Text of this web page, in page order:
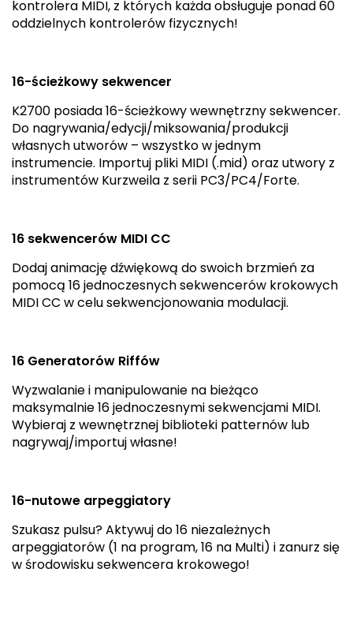
kontrolera MIDI, z których każda obsługuje ponad 60
oddzielnych kontrolerów fizycznych!
16-ścieżkowy sekwencer
K2700 posiada 16-ścieżkowy wewnętrzny sekwencer.
Do nagrywania/edycji/miksowania/produkcji
własnych utworów – wszystko w jednym
instrumencie. Importuj pliki MIDI (.mid) oraz utwory z
instrumentów Kurzweila z serii PC3/PC4/Forte.
16 sekwencerów MIDI CC
Dodaj animację dźwiękową do swoich brzmień za
pomocą 16 jednoczesnych sekwencerów krokowych
MIDI CC w celu sekwencjonowania modulacji.
16 Generatorów Riffów
Wyzwalanie i manipulowanie na bieżąco
maksymalnie 16 jednoczesnymi sekwencjami MIDI.
Wybieraj z wewnętrznej biblioteki patternów lub
nagrywaj/importuj własne!
16-nutowe arpeggiatory
Szukasz pulsu? Aktywuj do 16 niezależnych
arpeggiatorów (1 na program, 16 na Multi) i zanurz się
w środowisku sekwencera krokowego!